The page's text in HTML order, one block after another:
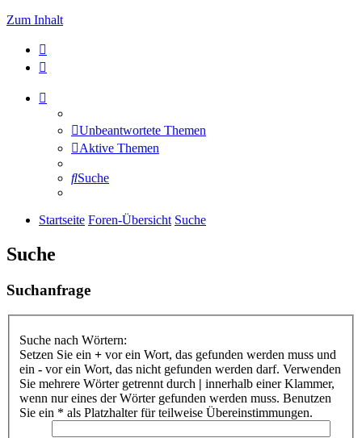
Zum Inhalt
Unbeantwortete Themen
Aktive Themen
Suche
Startseite Foren-Übersicht Suche
Suche
Suchanfrage
Suche nach Wörtern:
Setzen Sie ein + vor ein Wort, das gefunden werden muss und
ein - vor ein Wort, das nicht gefunden werden darf. Verwenden
Sie mehrere Wörter getrennt durch | innerhalb einer Klammer,
wenn nur eines der Wörter gefunden werden muss. Benutzen
Sie ein * als Platzhalter für teilweise Übereinstimmungen.